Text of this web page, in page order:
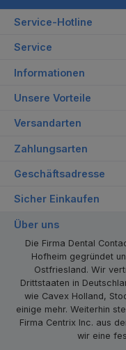
Service-Hotline
Service
Informationen
Unsere Vorteile
Versandarten
Zahlungsarten
Geschäftsadresse
Sicher Einkaufen
Über uns
Die Firma Dental
Hofheim gegründet
Ostfriesland. Wir
Drittstaaten in
wie Cavex Holland,
einige mehr. Weiterhin
Firma Centrix Inc. aus
wir eine